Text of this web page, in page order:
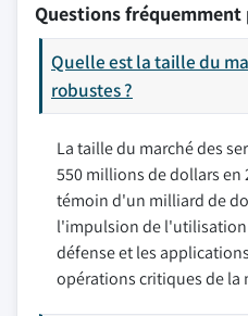
Questions fréquemment
Quelle est la taille du
robustes ?
La taille du marché des
550 millions de dollars en
témoin d'un milliard de
l'impulsion de l'utilisation
défense et les
opérations critiques de la